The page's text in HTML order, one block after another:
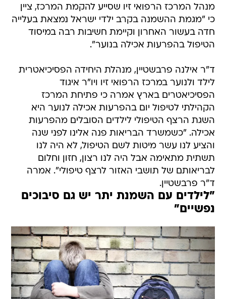
מנהל המרכז הרפואי זיו שסייע להקמת המרכז, ציין
כי "מגמת ההשמנה בקרב ילדי ישראל נמצאת בעלייה
חדה בעשור האחרון וקיימת חשיבות רבה במיסוד
הטיפול בהפרעות אכילה בנוער".
ד"ר אילנה פרבשטיין, מנהלת היחידה הפסיכיאטרית
לילד ולנוער במרכז הרפואי זיו ויו"ר איגוד
הפסיכיאטרים בארץ אמרה כי פתיחת המרכז
הקהילתי לטיפול יום בהפרעות אכילה לנוער היא
השגת הרצף הטיפולי לילדים הסובלים מהפרעות
אכילה. "כשמשרד הבריאות פנה אלינו לפני שנה
והציע לנו עשר מיטות לשם הטיפול, לא היה לנו
תשתית מתאימה אבל היה לנו רצון, חזון וחלום
לבריאותם של תושבי האזור לרצף טיפולי". אמרה
ד"ר פרבשטיין.
"לילדים עם השמנת יתר יש גם סיבוכים
נפשיים"